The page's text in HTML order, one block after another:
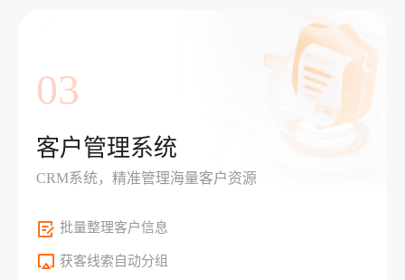
03
客户管理系统
CRM系统，精准管理海量客户资源
批量整理客户信息
获客线索自动分组